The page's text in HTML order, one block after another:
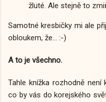
žluté. Ale stejně to
Samotné kresbičky mi ale
obloukem, že... :-)
A to je všechno.
Tahle knížka rozhodně není
co by vás do korejského